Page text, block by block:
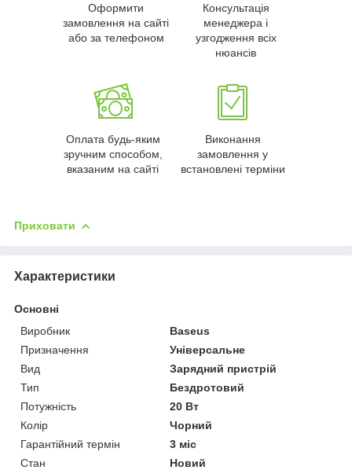
Оформити
замовлення на сайті
або за телефоном
Консультація
менеджера і
узгодження всіх
нюансів
Оплата будь-яким
зручним способом,
вказаним на сайті
Виконання
замовлення у
встановлені терміни
Приховати
Характеристики
Основні
Виробник
Baseus
Призначення
Універсальне
Вид
Зарядний пристрій
Тип
Бездротовий
Потужність
20 Вт
Колір
Чорний
Гарантійний термін
3 міс
Стан
Новий